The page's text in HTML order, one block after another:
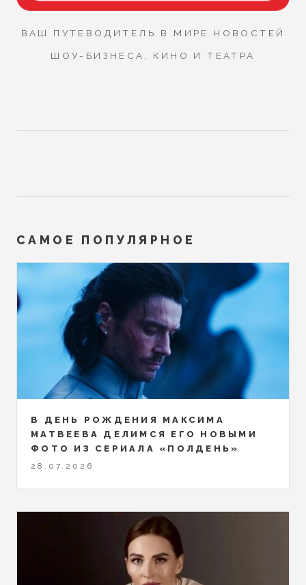
ВАШ ПУТЕВОДИТЕЛЬ В МИРЕ НОВОСТЕЙ
ШОУ-БИЗНЕСА, КИНО И ТЕАТРА
САМОЕ ПОПУЛЯРНОЕ
В ДЕНЬ РОЖДЕНИЯ МАКСИМА
МАТВЕЕВА ДЕЛИМСЯ ЕГО НОВЫМИ
ФОТО ИЗ СЕРИАЛА «ПОЛДЕНЬ»
28.07.2026